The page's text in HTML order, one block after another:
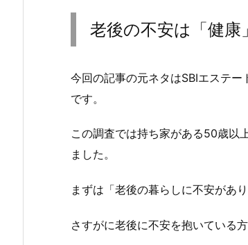
老後の不安は「健康
今回の記事の元ネタはSBIエステ
です。
この調査では持ち家がある50歳以
ました。
まずは「老後の暮らしに不安があ
さすがに老後に不安を抱いている